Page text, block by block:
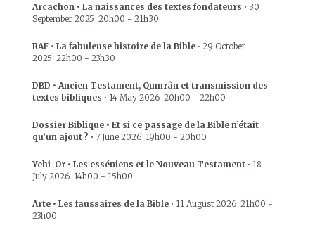
Arcachon • La naissances des textes fondateurs • 30
September 2025 20h00 - 21h30
RAF • La fabuleuse histoire de la Bible • 29 October
2025 22h00 - 23h30
DBD • Ancien Testament, Qumrân et transmission des
textes bibliques • 14 May 2026 20h00 - 22h00
Dossier Biblique • Et si ce passage de la Bible n’était
qu’un ajout ? • 7 June 2026 19h00 - 20h00
Yehi-Or • Les esséniens et le Nouveau Testament • 18
July 2026 14h00 - 15h00
Arte • Les faussaires de la Bible • 11 August 2026 21h00 -
23h00